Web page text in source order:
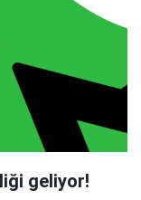
geliyor!